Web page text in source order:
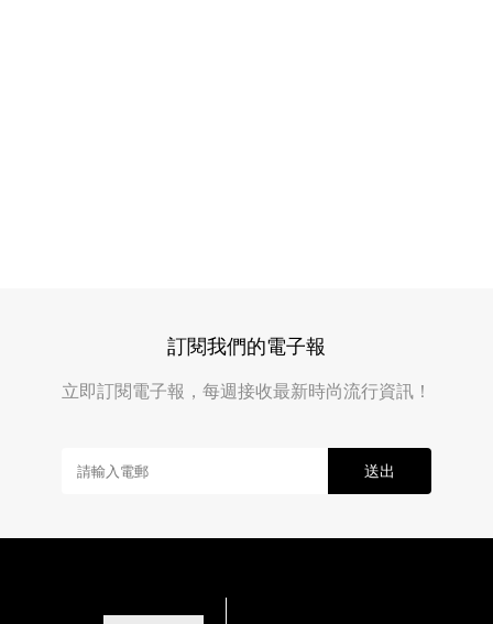
訂閱我們的電子報
立即訂閱電子報，每週接收最新時尚流行資訊！
送出